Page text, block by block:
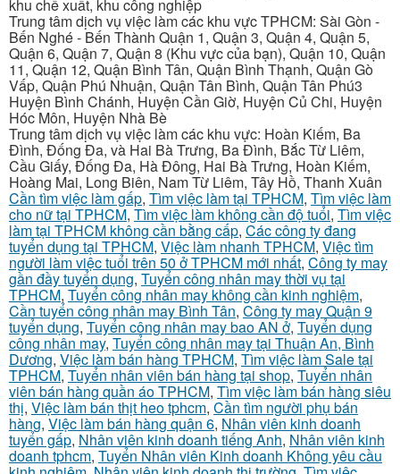
khu chế xuất, khu công nghiệp
Trung tâm dịch vụ việc làm các khu vực TPHCM: Sài Gòn -
Bến Nghé - Bến Thành Quận 1, Quận 3, Quận 4, Quận 5,
Quận 6, Quận 7, Quận 8 (Khu vực của bạn), Quận 10, Quận
11, Quận 12, Quận Bình Tân, Quận Bình Thạnh, Quận Gò
Vấp, Quận Phú Nhuận, Quận Tân Bình, Quận Tân Phú3
Huyện Bình Chánh, Huyện Cần Giờ, Huyện Củ Chi, Huyện
Hóc Môn, Huyện Nhà Bè
Trung tâm dịch vụ việc làm các khu vực: Hoàn Kiếm, Ba
Đình, Đống Đa, và Hai Bà Trưng, Ba Đình, Bắc Từ Liêm,
Cầu Giấy, Đống Đa, Hà Đông, Hai Bà Trưng, Hoàn Kiếm,
Hoàng Mai, Long Biên, Nam Từ Liêm, Tây Hồ, Thanh Xuân
Cần tìm việc làm gấp, Tìm việc làm tại TPHCM, Tìm việc làm
cho nữ tại TPHCM, Tìm việc làm không cần độ tuổi, Tìm việc
làm tại TPHCM không cần bằng cấp, Các công ty đang
tuyển dụng tại TPHCM, Việc làm nhanh TPHCM, Việc tìm
người làm việc tuổi trên 50 ở TPHCM mới nhất, Công ty may
gần đầy tuyển dụng, Tuyển công nhân may thời vụ tại
TPHCM, Tuyển công nhân may không cần kinh nghiệm,
Cần tuyển công nhân may Bình Tân, Công ty may Quận 9
tuyển dụng, Tuyển công nhân may bao AN ở, Tuyển dụng
công nhân may, Tuyển công nhân may tại Thuận An, Bình
Dương, Việc làm bán hàng TPHCM, Tìm việc làm Sale tại
TPHCM, Tuyển nhân viên bán hàng tại shop, Tuyển nhân
viên bán hàng quần áo TPHCM, Tìm việc làm bán hàng siêu
thị, Việc làm bán thịt heo tphcm, Cần tìm người phụ bán
hàng, Việc làm bán hàng quận 6, Nhân viên kinh doanh
tuyển gấp, Nhân viên kinh doanh tiếng Anh, Nhân viên kinh
doanh tphcm, Tuyển Nhân viên Kinh doanh Không yêu cầu